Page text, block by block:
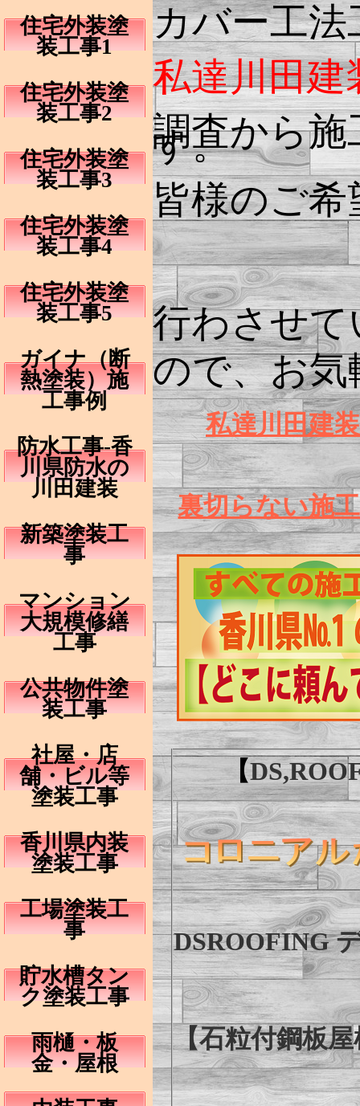
住宅外装塗
装工事1
住宅外装塗
装工事2
住宅外装塗
装工事3
住宅外装塗
装工事4
住宅外装塗
装工事5
ガイナ（断
熱塗装）施
工事例
防水工事-香
川県防水の
川田建装
新築塗装工
事
マンション
大規模修繕
工事
公共物件塗
装工事
社屋・店
舗・ビル等
塗装工事
香川県内装
塗装工事
工場塗装工
事
貯水槽タン
ク塗装工事
雨樋・板
金・屋根
カバー工法
私達川田建
調査から
す。
皆様のご希
行わさせ
ので、お
私達川田建
裏切らない施
【
DSROOFING
【石粒付鋼板